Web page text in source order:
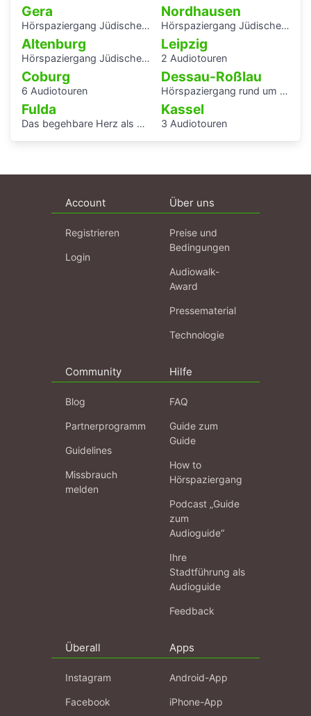
Gera
Hörspaziergang Jüdisches Leben und jüdische Geschichte in Gera
Nordhausen
Hörspaziergang Jüdische Geschichte in Nordhausen
Altenburg
Hörspaziergang Jüdische Geschichte in Altenburg
Leipzig
2 Audiotouren
Coburg
6 Audiotouren
Dessau-Roßlau
Hörspaziergang rund um die Laubenganghäuser der Bauhaussiedlung Törten
Fulda
Das begehbare Herz als Audioguide - KAF
Kassel
3 Audiotouren
Account
Registrieren
Login
Über uns
Preise und
Bedingungen
Audiowalk-
Award
Pressematerial
Technologie
Community
Blog
Partnerprogramm
Guidelines
Missbrauch
melden
Hilfe
FAQ
Guide zum
Guide
How to
Hörspaziergang
Podcast „Guide
zum
Audioguide“
Ihre
Stadtführung als
Audioguide
Feedback
Überall
Instagram
Facebook
Apps
Android-App
iPhone-App